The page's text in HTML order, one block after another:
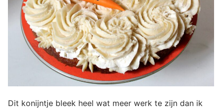
Dit konijntje bleek heel wat meer werk te zijn dan ik